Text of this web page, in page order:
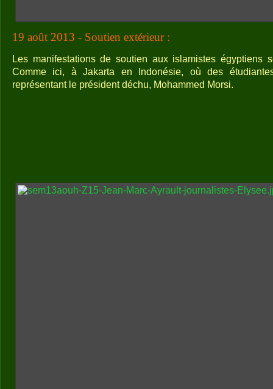
19 août 2013 - Soutien extérieur :
Les manifestations de soutien aux islamistes égyptiens
Comme ici, à Jakarta en Indonésie, où des
représentant le président déchu, Mohammed Morsi.